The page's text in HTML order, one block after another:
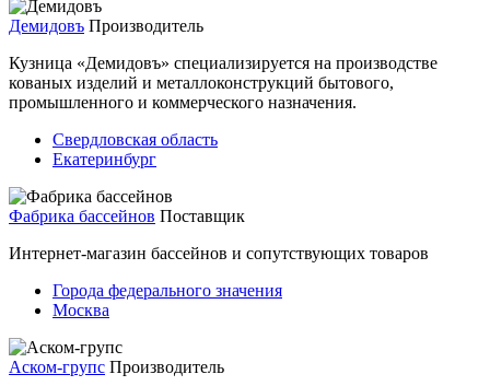
Демидовъ Производитель
Кузница «Демидовъ» специализируется на производстве
кованых изделий и металлоконструкций бытового,
промышленного и коммерческого назначения.
Свердловская область
Екатеринбург
Фабрика бассейнов Поставщик
Интернет-магазин бассейнов и сопутствующих товаров
Города федерального значения
Москва
Аском-групс Производитель